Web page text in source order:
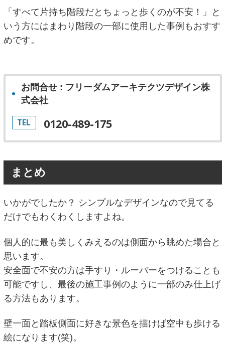
「すべて片持ち階段だとちょっと歩くのが不安！」と
いう方にはまわり階段の一部に使用した事例もおすす
めです。
お問合せ : フリーダムアーキテクツデザイン株
式会社
TEL 0120-489-175
まとめ
いかがでしたか？ シンプルなデザインなので見てる
だけでもわくわくしますよね。
個人的に最も美しくみえるのは側面から眺めた場合と
思います。
安全面で不安の方は手すり・ルーバーをつけることも
可能ですし、最後の施工事例のように一部のみ仕上げ
る方法もあります。
壁一面と踏板側面に好きな景色を描けば空中も歩ける
絵になります(笑)。